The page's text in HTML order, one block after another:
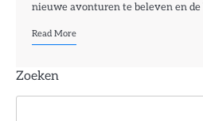
nieuwe avonturen te beleven en
Read More
Zoeken